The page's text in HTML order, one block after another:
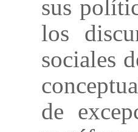
sus
los
sociales
de